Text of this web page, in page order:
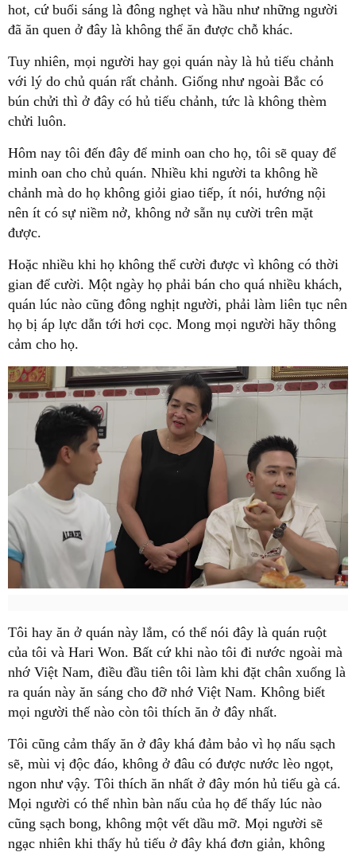
hot, cứ buổi sáng là đông nghẹt và hầu như những người
đã ăn quen ở đây là không thể ăn được chỗ khác.
Tuy nhiên, mọi người hay gọi quán này là hủ tiếu chảnh
với lý do chủ quán rất chảnh. Giống như ngoài Bắc có
bún chửi thì ở đây có hủ tiếu chảnh, tức là không thèm
chửi luôn.
Hôm nay tôi đến đây để minh oan cho họ, tôi sẽ quay để
minh oan cho chủ quán. Nhiều khi người ta không hề
chảnh mà do họ không giỏi giao tiếp, ít nói, hướng nội
nên ít có sự niềm nở, không nở sẵn nụ cười trên mặt
được.
Hoặc nhiều khi họ không thể cười được vì không có thời
gian để cười. Một ngày họ phải bán cho quá nhiều khách,
quán lúc nào cũng đông nghịt người, phải làm liên tục nên
họ bị áp lực dẫn tới hơi cọc. Mong mọi người hãy thông
cảm cho họ.
Tôi hay ăn ở quán này lắm, có thể nói đây là quán ruột
của tôi và Hari Won. Bất cứ khi nào tôi đi nước ngoài mà
nhớ Việt Nam, điều đầu tiên tôi làm khi đặt chân xuống là
ra quán này ăn sáng cho đỡ nhớ Việt Nam. Không biết
mọi người thế nào còn tôi thích ăn ở đây nhất.
Tôi cũng cảm thấy ăn ở đây khá đảm bảo vì họ nấu sạch
sẽ, mùi vị độc đáo, không ở đâu có được nước lèo ngọt,
ngon như vậy. Tôi thích ăn nhất ở đây món hủ tiếu gà cá.
Mọi người có thể nhìn bàn nấu của họ để thấy lúc nào
cũng sạch bong, không một vết dầu mỡ. Mọi người sẽ
ngạc nhiên khi thấy hủ tiếu ở đây khá đơn giản, không